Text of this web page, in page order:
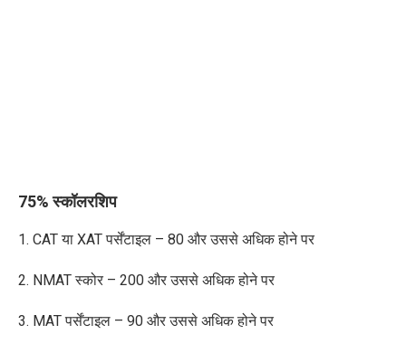
75% स्कॉलरशिप
1. CATया XATपर्सेंटाइल – 80 और उससे अधिक होने पर
2. NMATस्कोर – 200 और उससे अधिक होने पर
3. MATपर्सेंटाइल – 90 और उससे अधिक होने पर